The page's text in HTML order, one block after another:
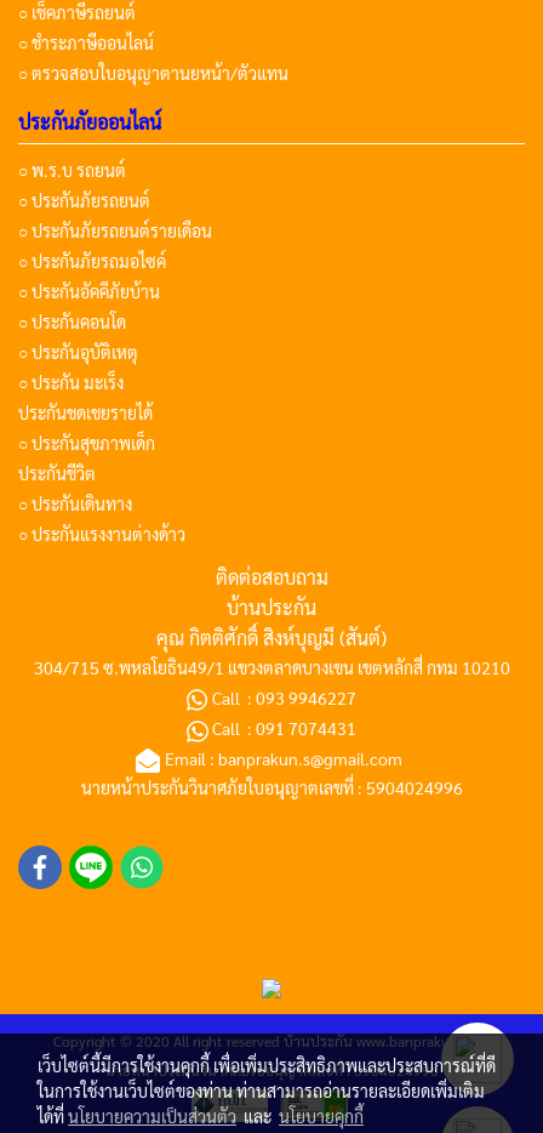
○ เช็คภาษีรถยนต์
○ ชำระภาษีออนไลน์
○ ตรวจสอบใบอนุญาตานยหน้า/ตัวแทน
ประกันภัยออนไลน์
○ พ.ร.บ รถยนต์
○ ประกันภัยรถยนต์
○ ประกันภัยรถยนต์รายเดือน
○ ประกันภัยรถมอไซค์
○ ประกันอัคคีภัยบ้าน
○ ประกันคอนโด
○ ประกันอุบัติเหตุ
○ ประกัน มะเร็ง
ประกันชดเชยรายได้
○ ประกันสุขภาพเด็ก
ประกันชีวิต
○ ประกันเดินทาง
○ ประกันแรงงานต่างด้าว
ติดต่อสอบถาม
บ้านประกัน
คุณ กิตติศักดิ์ สิงห์บุญมี (สันต์)
304/715 ซ.พหลโยธิน49/1 แขวงตลาดบางเขน เขตหลักสี่ กทม 10210
Call :093 9946227
Call : 091 7074431
Email : banprakun.s@gmail.com
นายหน้าประกันวินาศภัยใบอนุญาตเลขที่ : 5904024996
Copyright © 2020 All right reserved บ้านประกัน www.banprakun.com
นายหน้าประกันวินาศภัยใบอนุญาตเลขที่ : 5904024996
เว็บไซต์นี้มีการใช้งานคุกกี้ เพื่อเพิ่มประสิทธิภาพและประสบการณ์ที่ดี
ในการใช้งานเว็บไซต์ของท่าน ท่านสามารถอ่านรายละเอียดเพิ่มเติม
ได้ที่นโยบายความเป็นส่วนตัว และ นโยบายคุกกี้